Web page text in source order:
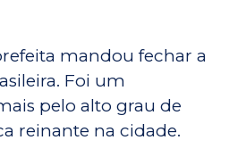
mandou fechar a
Foi um
pelo alto grau de
reinante na cidade.